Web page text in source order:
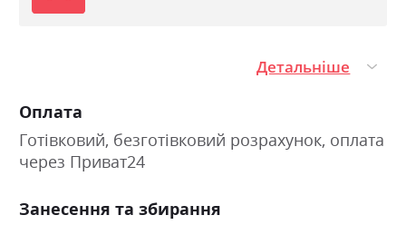
Детальніше
Оплата
Готівковий, безготівковий розрахунок, оплата
через Приват24
Занесення та збирання